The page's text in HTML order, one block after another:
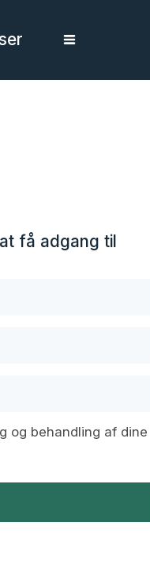
få adgang til
og behandling af dine